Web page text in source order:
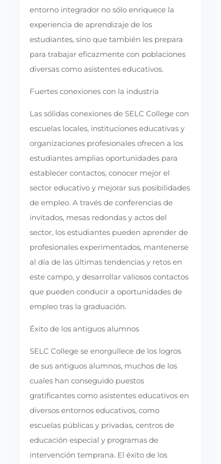
entorno integrador no sólo enriquece la
experiencia de aprendizaje de los
estudiantes, sino que también les prepara
para trabajar eficazmente con poblaciones
diversas como asistentes educativos.
Fuertes conexiones con la industria
Las sólidas conexiones de SELC College con
escuelas locales, instituciones educativas y
organizaciones profesionales ofrecen a los
estudiantes amplias oportunidades para
establecer contactos, conocer mejor el
sector educativo y mejorar sus posibilidades
de empleo. A través de conferencias de
invitados, mesas redondas y actos del
sector, los estudiantes pueden aprender de
profesionales experimentados, mantenerse
al día de las últimas tendencias y retos en
este campo, y desarrollar valiosos contactos
que pueden conducir a oportunidades de
empleo tras la graduación.
Éxito de los antiguos alumnos
SELC College se enorgullece de los logros
de sus antiguos alumnos, muchos de los
cuales han conseguido puestos
gratificantes como asistentes educativos en
diversos entornos educativos, como
escuelas públicas y privadas, centros de
educación especial y programas de
intervención temprana. El éxito de los